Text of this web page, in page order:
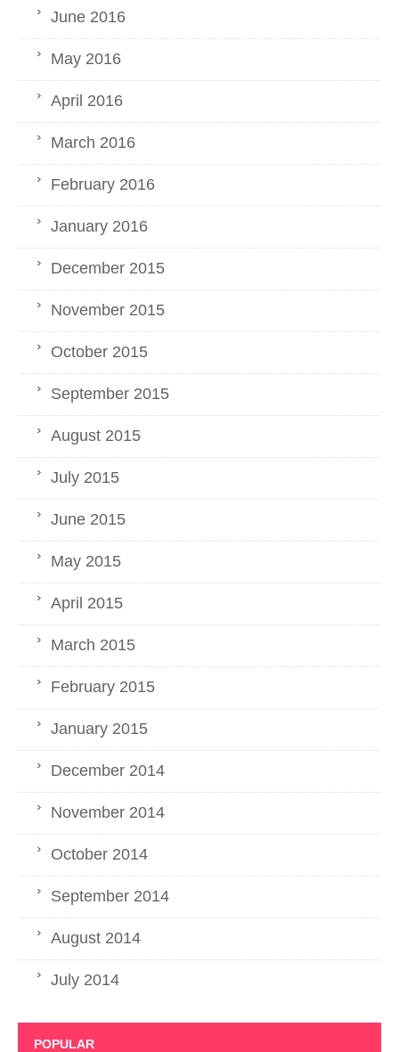
June 2016
May 2016
April 2016
March 2016
February 2016
January 2016
December 2015
November 2015
October 2015
September 2015
August 2015
July 2015
June 2015
May 2015
April 2015
March 2015
February 2015
January 2015
December 2014
November 2014
October 2014
September 2014
August 2014
July 2014
POPULAR